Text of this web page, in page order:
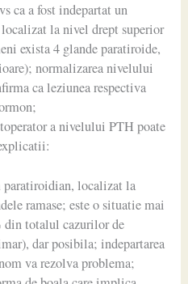
ca a fost indepartat un
la nivel drept superior
exista 4 glande paratiroide,
normalizarea nivelului
ca leziunea respectiva
a nivelului PTH poate
paratiroidian, localizat la
ramase; este o situatie mai
totalul cazurilor de
dar posibila; indepartarea
va rezolva problema;